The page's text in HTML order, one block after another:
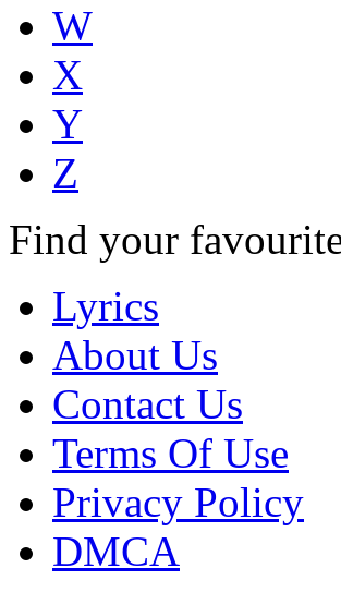
W
X
Y
Z
Find your
Lyrics
About Us
Contact Us
Terms Of Use
Privacy Policy
DMCA